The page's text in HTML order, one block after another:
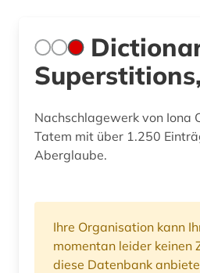
Nachschlagewerk von Iona
Tatem mit über 1.250 Einträgen zum Thema
Aberglaube.
Ihre Organisation kann
momentan leider keinen
diese Datenbank